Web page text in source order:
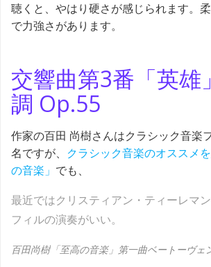
聴くと、やはり硬さが感じられます。
で力強さがあります。
交響曲第3番「英雄
調 Op.55
作家の百田 尚樹さんはクラシック音楽
名ですが、 クラシック音楽のオススメ
の音楽」 でも、
最近ではクリスティアン・ティーレマ
フィルの演奏がいい。
百田尚樹「至高の音楽」第一曲ベートーヴェ